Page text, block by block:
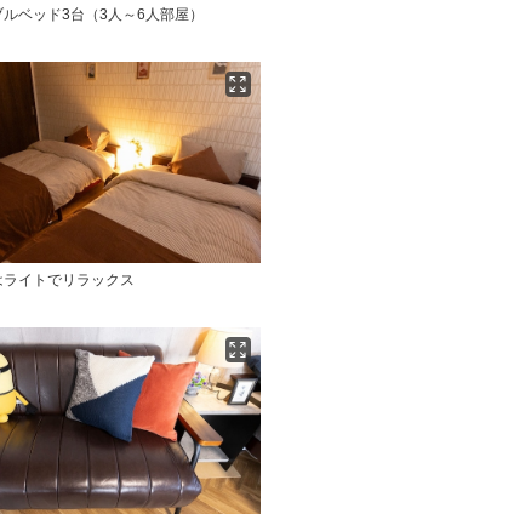
ルベッド3台（3人～6人部屋）
ライトでリラックス